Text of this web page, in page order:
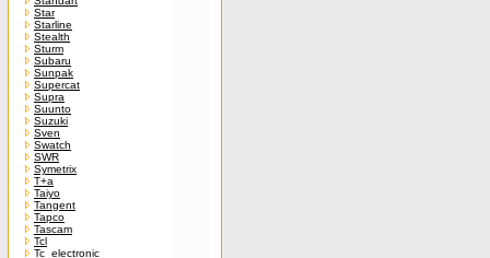
Star
Starline
Stealth
Sturm
Subaru
Sunpak
Supercat
Supra
Suunto
Suzuki
Sven
Swatch
SWR
Symetrix
T+a
Taiyo
Tangent
Tapco
Tascam
Tcl
Tc_electronic